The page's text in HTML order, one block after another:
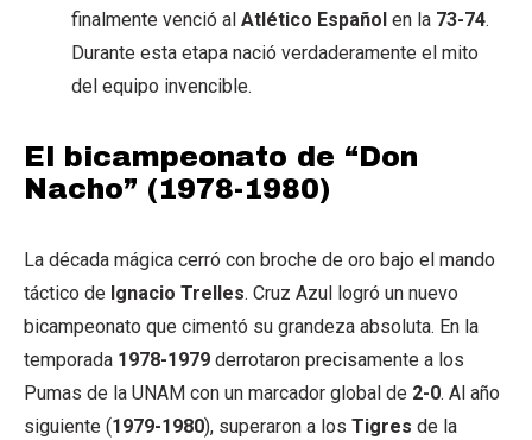
finalmente venció al Atlético Español en la 73-74.
Durante esta etapa nació verdaderamente el mito
del equipo invencible.
El bicampeonato de “Don
Nacho” (1978-1980)
La década mágica cerró con broche de oro bajo el mando
táctico de Ignacio Trelles. Cruz Azul logró un nuevo
bicampeonato que cimentó su grandeza absoluta. En la
temporada 1978-1979 derrotaron precisamente a los
Pumas de la UNAM con un marcador global de 2-0. Al año
siguiente (1979-1980), superaron a los Tigres de la